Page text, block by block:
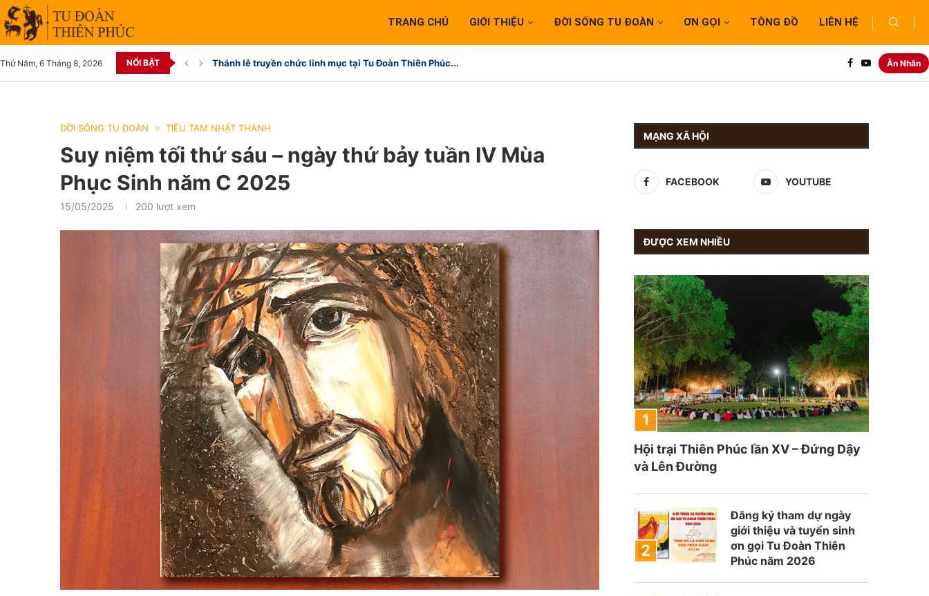
TRANG CHỦ GIỚI THIỆU ĐỜI SỐNG TU ĐOÀN ƠN GỌI TÔNG ĐỒ LIÊN HỆ
Thứ Năm, 6 Tháng 8, 2026 NỔI BẬT Thánh lễ truyền chức linh mục tại Tu Đoàn Thiên Phúc... Ân Nhân
ĐỜI SỐNG TU ĐOÀN TIỂU TAM NHẬT THÁNH
Suy niệm tối thứ sáu – ngày thứ bảy tuần IV Mùa
Phục Sinh năm C 2025
15/05/2025 200 lượt xem
MẠNG XÃ HỘI
FACEBOOK YOUTUBE
ĐƯỢC XEM NHIỀU
Hội trại Thiên Phúc lần XV – Đứng Dậy
và Lên Đường
Đăng ký tham dự ngày
giới thiệu và tuyển sinh
ơn gọi Tu Đoàn Thiên
Phúc năm 2026